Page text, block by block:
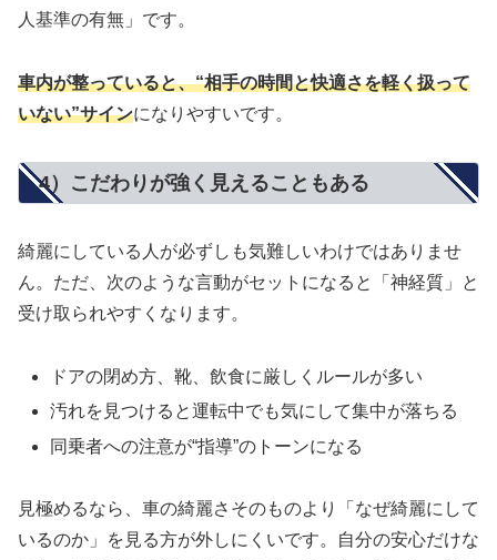
人基準の有無」です。
車内が整っていると、“相手の時間と快適さを軽く扱って
いない”サインになりやすいです。
4）こだわりが強く見えることもある
綺麗にしている人が必ずしも気難しいわけではありませ
ん。ただ、次のような言動がセットになると「神経質」と
受け取られやすくなります。
ドアの閉め方、靴、飲食に厳しくルールが多い
汚れを見つけると運転中でも気にして集中が落ちる
同乗者への注意が“指導”のトーンになる
見極めるなら、車の綺麗さそのものより「なぜ綺麗にして
いるのか」を見る方が外しにくいです。自分の安心だけな